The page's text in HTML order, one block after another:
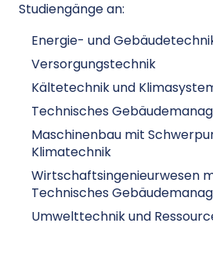
Studiengänge an:
Energie- und
Versorgungstechnik
Kältetechnik und
Technisches
Maschinenbau mit
Klimatechnik
Wirtschaftsingenieurwesen
Technisches
Umwelttechnik und